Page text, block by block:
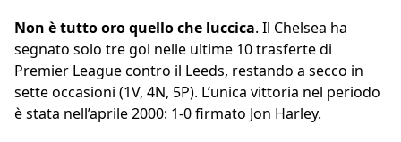
Non è tutto oro quello che luccica. Il Chelsea ha
segnato solo tre gol nelle ultime 10 trasferte di
Premier League contro il Leeds, restando a secco in
sette occasioni (1V, 4N, 5P). L’unica vittoria nel periodo
è stata nell’aprile 2000: 1-0 firmato Jon Harley.